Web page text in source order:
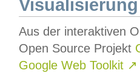
Visualisierung
Aus der interaktiven
Open Source Projekt
Google Web Toolkit ↗